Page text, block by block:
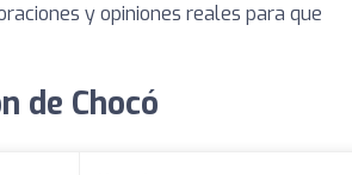
y opiniones reales para que
de Chocó